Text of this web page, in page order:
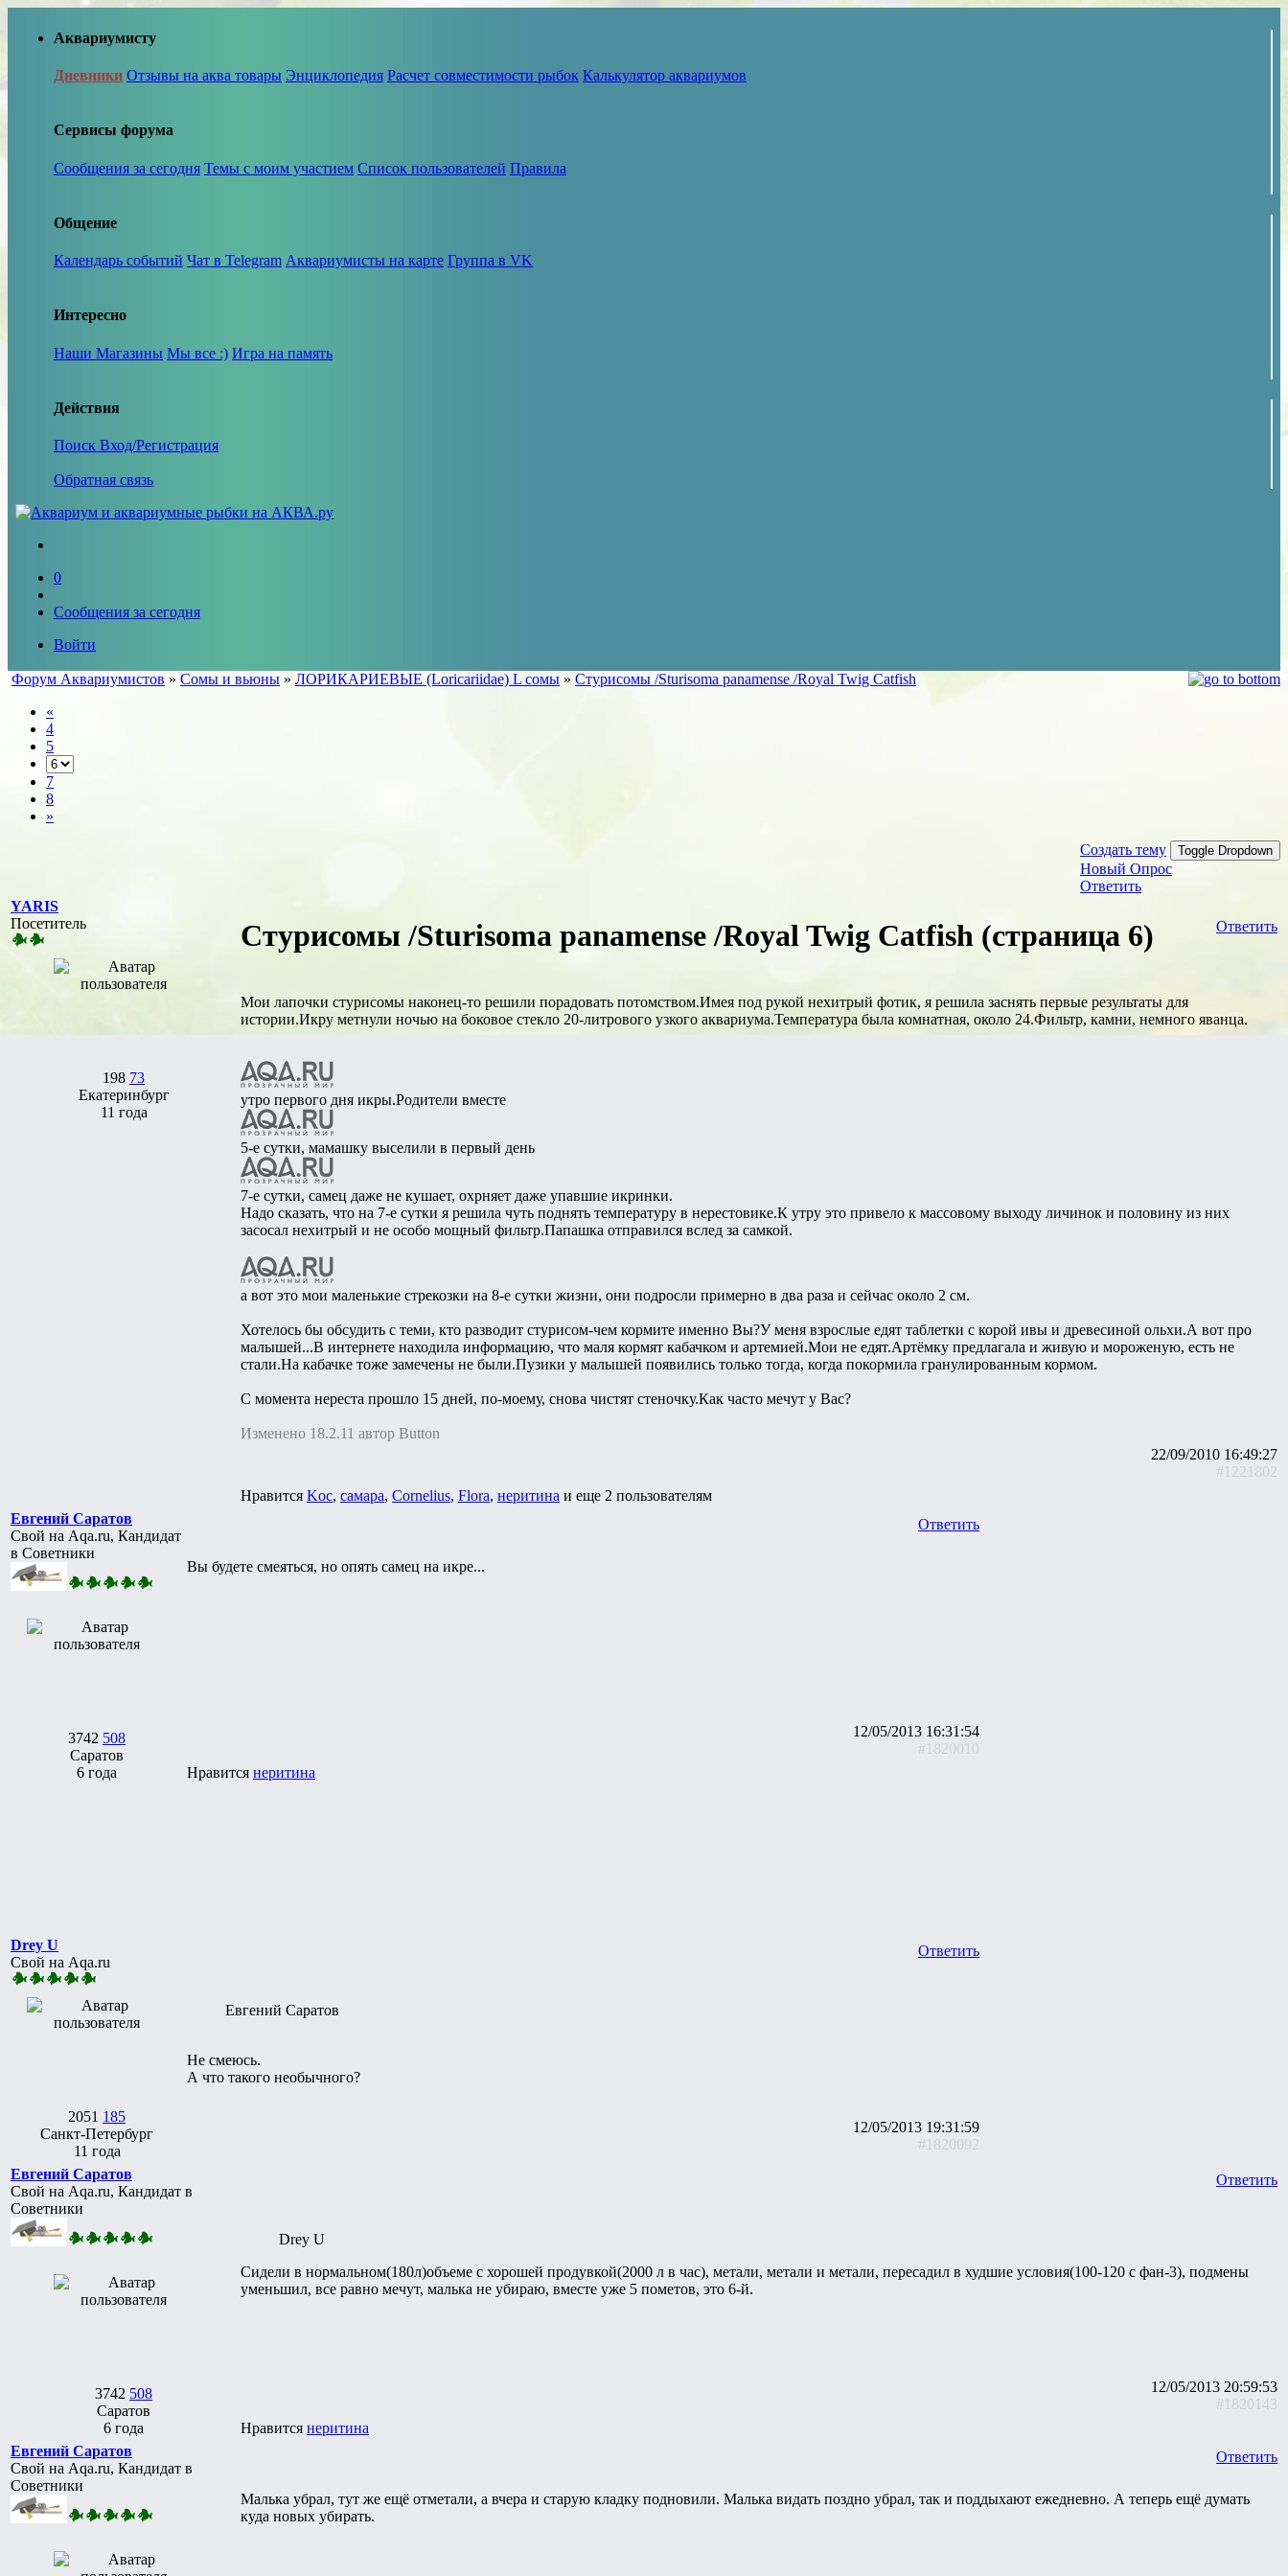
Аквариумисту
Дневники Отзывы на аква товары Энциклопедия Расчет совместимости рыбок Калькулятор аквариумов
Сервисы форума
Сообщения за сегодня Темы с моим участием Список пользователей Правила
Общение
Календарь событий Чат в Telegram Аквариумисты на карте Группа в VK
Интересно
Наши Магазины Мы все :) Игра на память
Действия
Поиск Вход/Регистрация
Обратная связь
0
Сообщения за сегодня
Войти
Форум Аквариумистов » Сомы и вьюны » ЛОРИКАРИЕВЫЕ (Loricariidae) L сомы » Стурисомы /Sturisoma panamense /Royal Twig Catfish
«
4
5
7
8
»
Создать тему Toggle Dropdown
Новый Опрос
Ответить
YARIS
Посетитель
198 73
Екатеринбург
11 года
Ответить
Стурисомы /Sturisoma panamense /Royal Twig Catfish (страница 6)
Мои лапочки стурисомы наконец-то решили порадовать потомством.Имея под рукой нехитрый фотик, я решила заснять первые результаты для
истории.Икру метнули ночью на боковое стекло 20-литрового узкого аквариума.Температура была комнатная, около 24.Фильтр, камни, немного яванца.
утро первого дня икры.Родители вместе
5-е сутки, мамашку выселили в первый день
7-е сутки, самец даже не кушает, охрняет даже упавшие икринки.
Надо сказать, что на 7-е сутки я решила чуть поднять температуру в нерестовике.К утру это привело к массовому выходу личинок и половину из них
засосал нехитрый и не особо мощный фильтр.Папашка отправился вслед за самкой.
а вот это мои маленькие стрекозки на 8-е сутки жизни, они подросли примерно в два раза и сейчас около 2 см.
Хотелось бы обсудить с теми, кто разводит стурисом-чем кормите именно Вы?У меня взрослые едят таблетки с корой ивы и древесиной ольхи.А вот про
малышей...В интернете находила информацию, что маля кормят кабачком и артемией.Мои не едят.Артёмку предлагала и живую и мороженую, есть не
стали.На кабачке тоже замечены не были.Пузики у малышей появились только тогда, когда покормила гранулированным кормом.
С момента нереста прошло 15 дней, по-моему, снова чистят стеночку.Как часто мечут у Вас?
Изменено 18.2.11 автор Button
22/09/2010 16:49:27
#1221802
Нравится Koc, самара, Cornelius, Flora, неритина и еще 2 пользователям
Евгений Саратов
Свой на Aqa.ru, Кандидат
в Советники
3742 508
Саратов
6 года
Ответить
Вы будете смеяться, но опять самец на икре...
12/05/2013 16:31:54
#1820010
Нравится неритина
Drey U
Свой на Aqa.ru
2051 185
Санкт-Петербург
11 года
Ответить
Евгений Саратов
Не смеюсь.
А что такого необычного?
12/05/2013 19:31:59
#1820092
Евгений Саратов
Свой на Aqa.ru, Кандидат в
Советники
3742 508
Саратов
6 года
Ответить
Drey U
Сидели в нормальном(180л)объеме с хорошей продувкой(2000 л в час), метали, метали и метали, пересадил в худшие условия(100-120 с фан-3), подмены
уменьшил, все равно мечут, малька не убираю, вместе уже 5 пометов, это 6-й.
12/05/2013 20:59:53
#1820143
Нравится неритина
Евгений Саратов
Свой на Aqa.ru, Кандидат в
Советники
Ответить
Малька убрал, тут же ещё отметали, а вчера и старую кладку подновили. Малька видать поздно убрал, так и поддыхают ежедневно. А теперь ещё думать
куда новых убирать.